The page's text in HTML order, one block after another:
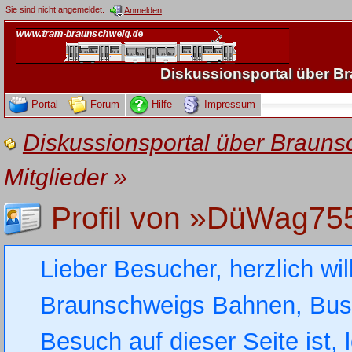
Sie sind nicht angemeldet. Anmelden
Diskussionsportal über
Portal Forum Hilfe Impressum
Diskussionsportal über
Mitglieder»
Profil von
Lieber Besucher, herzlich
Braunschweigs Bahnen,
Besuch auf dieser Seite